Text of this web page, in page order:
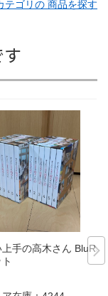
テゴリの 商品を探す
手の高木さん BluRay